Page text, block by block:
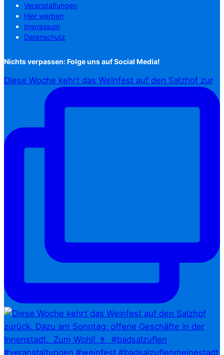
Veranstaltungen
Hier werben
Impressum
Datenschutz
Nichts verpassen: Folge uns auf Social Media!
Diese Woche kehrt das Weinfest auf den Salzhof zur